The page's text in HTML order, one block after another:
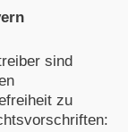
sind
zu